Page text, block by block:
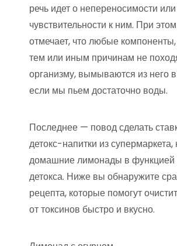
речь идет о непереносимости или
чувствительности к ним. При
отмечает, что любые
тем или иным причинам не
организму, вымываются из него
если мы пьем достаточно воды.
Последнее — повод сделать
детокс-напитки из супермаркета,
домашние лимонады в функцией
детокса. Ниже вы обнаружите
рецепта, которые помогут
от токсинов быстро и вкусно.